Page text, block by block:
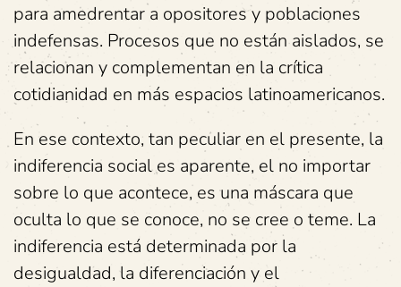
para amedrentar a opositores y poblaciones
indefensas. Procesos que no están aislados, se
relacionan y complementan en la crítica
cotidianidad en más espacios latinoamericanos.
En ese contexto, tan peculiar en el presente, la
indiferencia social es aparente, el no importar
sobre lo que acontece, es una máscara que
oculta lo que se conoce, no se cree o teme. La
indiferencia está determinada por la
desigualdad, la diferenciación y el